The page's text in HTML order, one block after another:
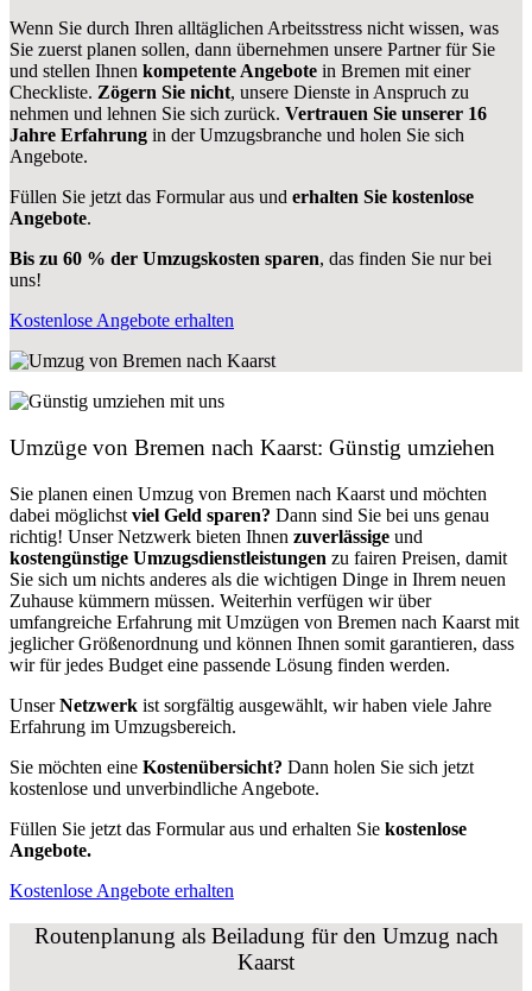
Wenn Sie durch Ihren alltäglichen Arbeitsstress nicht wissen, was
Sie zuerst planen sollen, dann übernehmen unsere Partner für Sie
und stellen Ihnen kompetente Angebote in Bremen mit einer
Checkliste. Zögern Sie nicht, unsere Dienste in Anspruch zu
nehmen und lehnen Sie sich zurück. Vertrauen Sie unserer 16
Jahre Erfahrung in der Umzugsbranche und holen Sie sich
Angebote.
Füllen Sie jetzt das Formular aus und erhalten Sie kostenlose
Angebote.
Bis zu 60 % der Umzugskosten sparen, das finden Sie nur bei
uns!
Kostenlose Angebote erhalten
Umzüge von Bremen nach Kaarst: Günstig umziehen
Sie planen einen Umzug von Bremen nach Kaarst und möchten
dabei möglichst viel Geld sparen? Dann sind Sie bei uns genau
richtig! Unser Netzwerk bieten Ihnen zuverlässige und
kostengünstige Umzugsdienstleistungen zu fairen Preisen, damit
Sie sich um nichts anderes als die wichtigen Dinge in Ihrem neuen
Zuhause kümmern müssen. Weiterhin verfügen wir über
umfangreiche Erfahrung mit Umzügen von Bremen nach Kaarst mit
jeglicher Größenordnung und können Ihnen somit garantieren, dass
wir für jedes Budget eine passende Lösung finden werden.
UnserNetzwerk ist sorgfältig ausgewählt, wir haben viele Jahre
Erfahrung im Umzugsbereich.
Sie möchten eine Kostenübersicht? Dann holen Sie sich jetzt
kostenlose und unverbindliche Angebote.
Füllen Sie jetzt das Formular aus und erhalten Sie kostenlose
Angebote.
Kostenlose Angebote erhalten
Routenplanung als Beiladung für den Umzug nach
Kaarst